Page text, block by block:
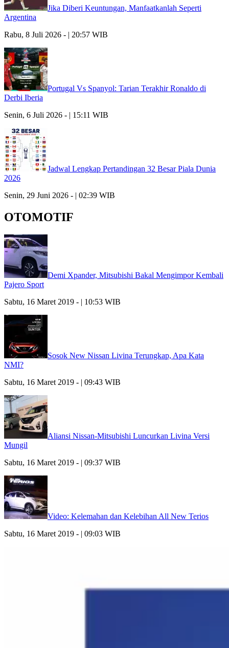
Jika Diberi Keuntungan, Manfaatkanlah Seperti
Argentina
Rabu, 8 Juli 2026 - | 20:57 WIB
Portugal Vs Spanyol: Tarian Terakhir Ronaldo di
Derbi Iberia
Senin, 6 Juli 2026 - | 15:11 WIB
Jadwal Lengkap Pertandingan 32 Besar Piala Dunia
2026
Senin, 29 Juni 2026 - | 02:39 WIB
OTOMOTIF
Demi Xpander, Mitsubishi Bakal Mengimpor Kembali
Pajero Sport
Sabtu, 16 Maret 2019 - | 10:53 WIB
Sosok New Nissan Livina Terungkap, Apa Kata
NMI?
Sabtu, 16 Maret 2019 - | 09:43 WIB
Aliansi Nissan-Mitsubishi Luncurkan Livina Versi
Mungil
Sabtu, 16 Maret 2019 - | 09:37 WIB
Video: Kelemahan dan Kelebihan All New Terios
Sabtu, 16 Maret 2019 - | 09:03 WIB